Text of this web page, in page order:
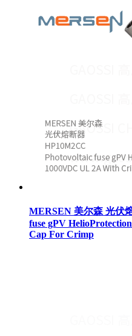
MERSEN 美尔森 光伏
fuse gPV
Cap For Crimp